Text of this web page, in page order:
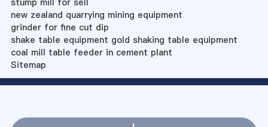
new zealand quarrying mining equipment
grinder for fine cut dip
shake table equipment gold shaking table equipment
coal mill table feeder in cement plant
Sitemap